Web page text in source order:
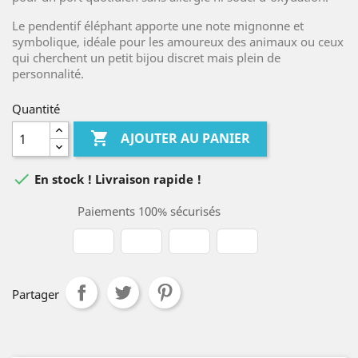
Le pendentif éléphant apporte une note mignonne et
symbolique, idéale pour les amoureux des animaux ou ceux
qui cherchent un petit bijou discret mais plein de
personnalité.
Quantité
 AJOUTER AU PANIER
 En stock ! Livraison rapide !
Paiements 100% sécurisés
Partager